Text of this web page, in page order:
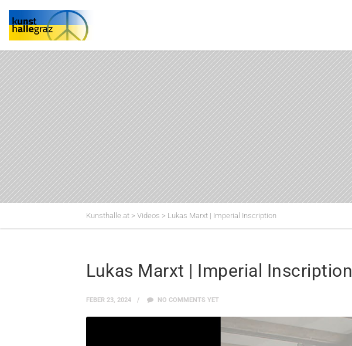
Kunsthalle.at > Videos > Lukas Marxt | Imperial Inscription
Lukas Marxt | Imperial Inscription
FEBER 23, 2024 NO COMMENTS YET